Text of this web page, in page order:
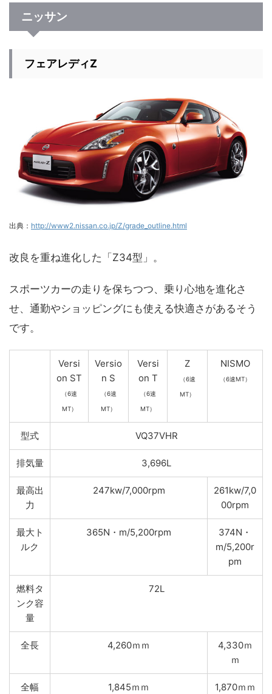
ニッサン
フェアレディZ
出典： http://www2.nissan.co.jp/Z/grade_outline.html
改良を重ね進化した「Z34型」。
スポーツカーの走りを保ちつつ、乗り心地を進化さ
せ、通勤やショッピングにも使える快適さがあるそう
です。
Versi
on ST
（6速
MT）
Versio
n S
（6速
MT）
Versi
on T
（6速
MT）
Z
（6速
MT）
NISMO
（6速MT）
型式 VQ37VHR
排気量 3,696L
最高出
力
247kw/7,000rpm
261kw/7,0
00rpm
最大ト
ルク
365N・m/5,200rpm
374N・
m/5,200r
pm
燃料タ
ンク容
量
72L
全長 4,260ｍｍ
4,330ｍ
ｍ
全幅 1,845ｍｍ 1,870ｍｍ